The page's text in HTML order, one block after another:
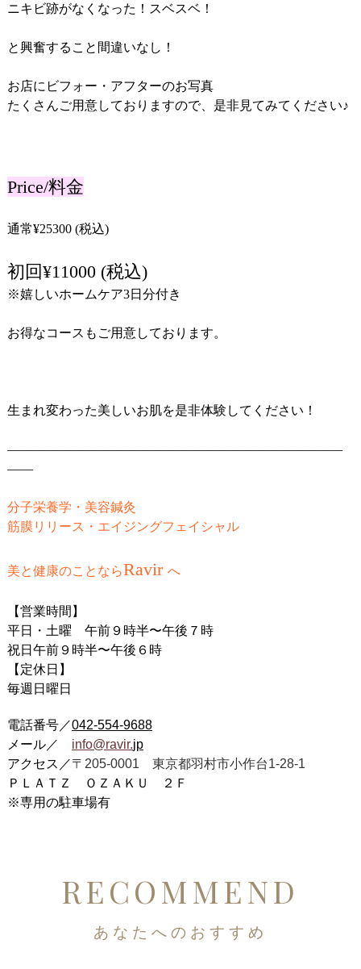
ニキビ跡がなくなった！スベスベ！
と興奮すること間違いなし！
お店にビフォー・アフターのお写真
たくさんご用意しておりますので、是非見てみてください♪
Price/料金
通常¥25300 (税込)
初回¥11000 (税込)
※嬉しいホームケア3日分付き
お得なコースもご用意しております。
生まれ変わった美しいお肌を是非体験してください！
——————————————————————————
——
分子栄養学・美容鍼灸
筋膜リリース・エイジングフェイシャル
美と健康のことならRavir へ
【営業時間】
平日・土曜 午前９時半〜午後７時
祝日午前９時半〜午後６時
【定休日】
毎週日曜日
電話番号／042-554-9688
メール／ info@ravir.jp
アクセス／〒205-0001 東京都羽村市小作台1-28-1
ＰＬＡＴＺ ＯＺＡＫＵ ２Ｆ
※専用の駐車場有
RECOMMEND
あなたへのおすすめ